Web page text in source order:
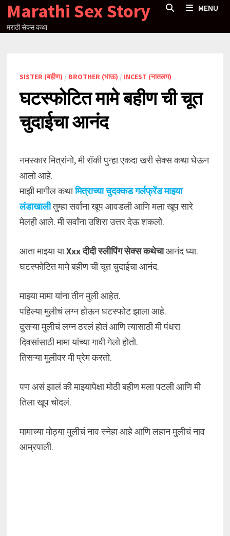
Skip
content
Marathi Sex Story
मराठी सेक्स कथा
MENU
SISTER (बहीण) / BROTHER (भाऊ) / INCEST (नातलग)
घटस्फोटित मामे बहीण ची चूत
चुदाईचा आनंद
नमस्कार मित्रांनो, मी रॉकी पुन्हा एकदा खरी सेक्स कथा घेऊन
आलो आहे.
माझी मागील कथामित्राच्या चुदक्कड गर्लफ्रेंड माझ्या
लंडाखालीतुम्हा सर्वांना खूप आवडली आणि मला खूप सारे
मेलही आले. मी सर्वांना उशिरा उत्तर देऊ शकलो.
आता माझ्या याXxx दीदी स्लीपिंग सेक्स कथेचाआनंद घ्या.
घटस्फोटित मामे बहीण ची चूत चुदाईचा आनंद.
माझ्या मामा यांना तीन मुली आहेत.
पहिल्या मुलीचं लग्न होऊन घटस्फोट झाला आहे.
दुसऱ्या मुलीचं लग्न ठरलं होतं आणि त्यासाठी मी पंधरा
दिवसांसाठी मामा यांच्या गावी गेलो होतो.
तिसऱ्या मुलीवर मी प्रेम करतो.
पण असं झालं की माझ्यापेक्षा मोठी बहीण मला पटली आणि मी
तिला खूप चोदलं.
मामाच्या मोठ्या मुलीचं नाव स्नेहा आहे आणि लहान मुलीचं नाव
आम्रपाली.